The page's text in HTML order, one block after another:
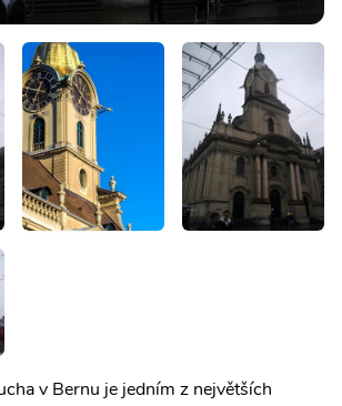
v Bernu je jedním z největších